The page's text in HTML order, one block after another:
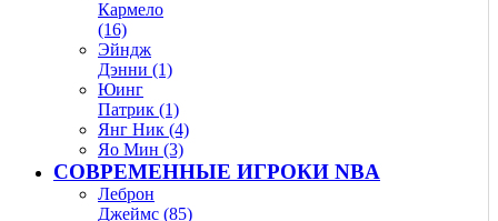
Кармело
(16)
Эйндж
Дэнни (1)
Юинг
Патрик (1)
Янг Ник (4)
Яо Мин (3)
СОВРЕМЕННЫЕ ИГРОКИ NBA
Леброн
Джеймс (85)